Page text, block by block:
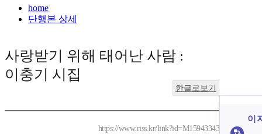
home
단행본 상세
사랑받기 위해 태어난 사람 :
이충기 시집
한글로보기
https://www.riss.kr/link?id=M15943343
이